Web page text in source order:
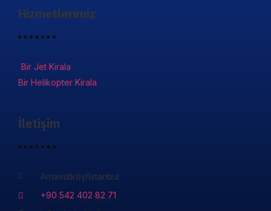
Hizmetlerimiz
Bir Jet Kirala
Bir Helikopter Kirala
İletişim
Arnavutköy/İstanbul
+90 542 402 82 71